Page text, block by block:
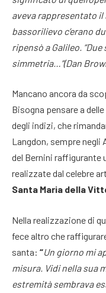
aveva rappresentato
bassorilievo c’erano
ripensò a Galileo.
simmetria…”(Dan
Mancano ancora da
Bisogna pensare a
degli indizi, che
Langdon, sempre
del Bernini raffigurante
realizzate dal celebre
Santa Maria della
Nella realizzazione di
fece altro che
santa: “Un giorno mi
misura. Vidi nella sua
estremità sembrava